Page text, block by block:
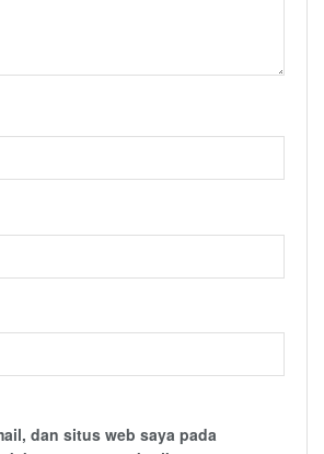
dan situs web saya pada